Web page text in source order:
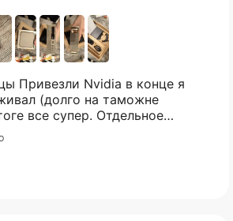
я
(долго на таможне
супер. Отдельное
отвечали практически
поддержка на самом